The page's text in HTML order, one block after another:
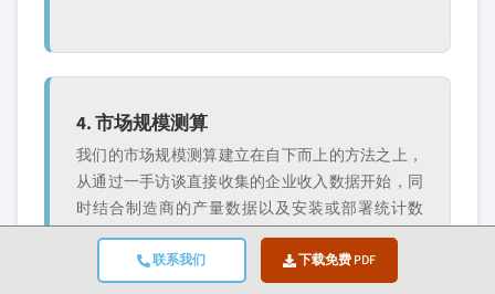
联系我们 下载免费 PDF
4. 市场规模测算
我们的市场规模测算建立在自下而上的方法之上，
从通过一手访谈直接收集的企业收入数据开始，同
时结合制造商的产量数据以及安装或部署统计数
据。这些输入数据在各地区市场进行汇总，以得出
一个基于实际行业活动的全球估算值。